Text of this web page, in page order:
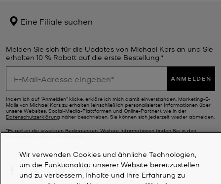
Eine Filiale suchen
Melden Sie sich für die Updates von Michael Kors an und Sie
erhalten 10 % Rabatt auf die erste Bestellung.*
ANMELDEN
Indem ich auf "Anmelden" klicke, erkläre ich mich damit einverstanden, Marketing-E-
Mails von Michael Kors zu erhalten (einschließlich personalisierter Informationen über
unsere Websites, Social-Media-Plattformen und Online-Partner), wie in der
Datenschutzerklärung näher beschrieben. Sie können sich jederzeit wieder abmelden.
*Es gelten die jeweiligen Bedingungen. Weitere Informationen finden Sie in den
Wir verwenden Cookies und ähnliche Technologien,
um die Funktionalität unserer Website bereitzustellen
und zu verbessern, Inhalte und Ihre Erfahrung zu